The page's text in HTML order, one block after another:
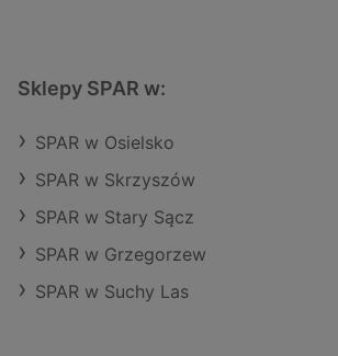
Sklepy SPAR w:
SPAR w Osielsko
SPAR w Skrzyszów
SPAR w Stary Sącz
SPAR w Grzegorzew
SPAR w Suchy Las